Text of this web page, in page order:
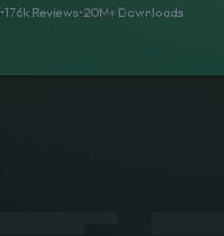
•176k Reviews•20M+ Downloads